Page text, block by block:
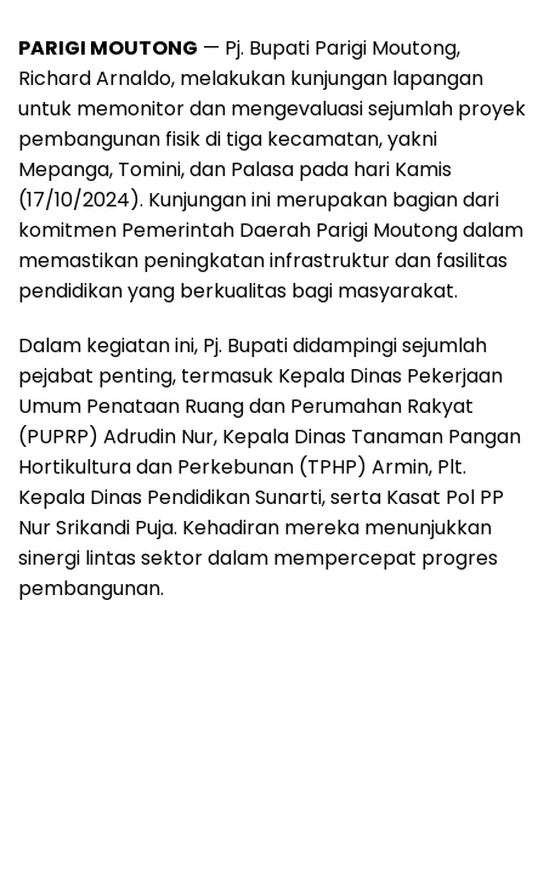
PARIGI MOUTONG — Pj. Bupati Parigi Moutong,
Richard Arnaldo, melakukan kunjungan lapangan
untuk memonitor dan mengevaluasi sejumlah proyek
pembangunan fisik di tiga kecamatan, yakni
Mepanga, Tomini, dan Palasa pada hari Kamis
(17/10/2024). Kunjungan ini merupakan bagian dari
komitmen Pemerintah Daerah Parigi Moutong dalam
memastikan peningkatan infrastruktur dan fasilitas
pendidikan yang berkualitas bagi masyarakat.
Dalam kegiatan ini, Pj. Bupati didampingi sejumlah
pejabat penting, termasuk Kepala Dinas Pekerjaan
Umum Penataan Ruang dan Perumahan Rakyat
(PUPRP) Adrudin Nur, Kepala Dinas Tanaman Pangan
Hortikultura dan Perkebunan (TPHP) Armin, Plt.
Kepala Dinas Pendidikan Sunarti, serta Kasat Pol PP
Nur Srikandi Puja. Kehadiran mereka menunjukkan
sinergi lintas sektor dalam mempercepat progres
pembangunan.